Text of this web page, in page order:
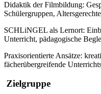
Didaktik der Filmbildung:
Schülergruppen,
SCHLiNGEL als Lernort:
Unterricht, pädagogische
Praxisorientierte Ansätze:
fächerübergreifende
Zielgruppe